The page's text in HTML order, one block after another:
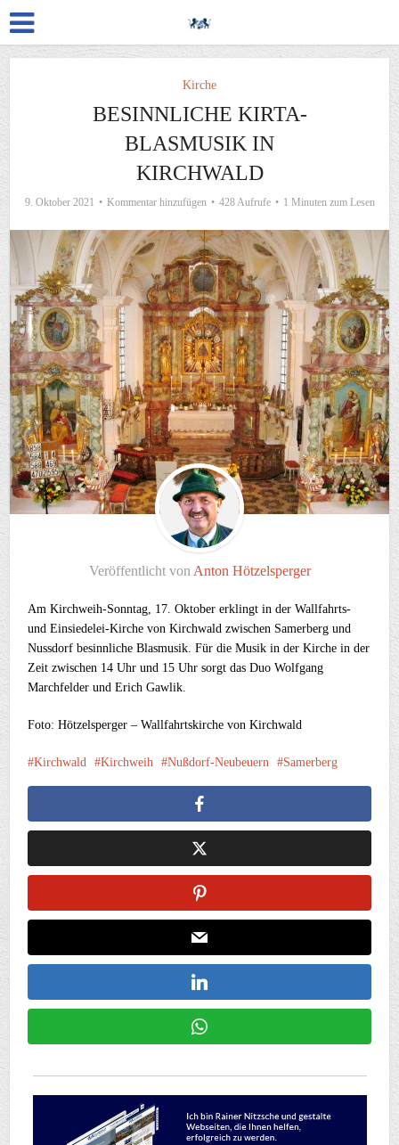
Kirche
BESINNLICHE KIRTA-
BLASMUSIK IN
KIRCHWALD
9. Oktober 2021 Kommentar hinzufügen 428 Aufrufe 1 Minuten zum Lesen
Veröffentlicht von Anton Hötzelsperger
Am Kirchweih-Sonntag, 17. Oktober erklingt in der Wallfahrts-
und Einsiedelei-Kirche von Kirchwald zwischen Samerberg und
Nussdorf besinnliche Blasmusik. Für die Musik in der Kirche in der
Zeit zwischen 14 Uhr und 15 Uhr sorgt das Duo Wolfgang
Marchfelder und Erich Gawlik.
Foto: Hötzelsperger – Wallfahrtskirche von Kirchwald
Kirchwald Kirchweih Nußdorf-Neubeuern Samerberg